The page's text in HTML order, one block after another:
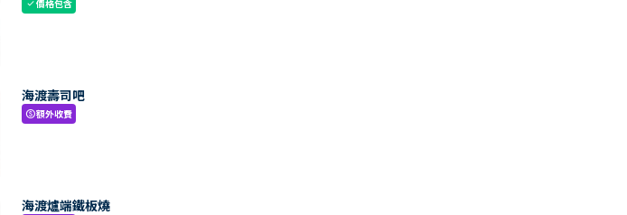
check價格包含
海渡壽司吧
paid額外收費
海渡爐端鐵板燒